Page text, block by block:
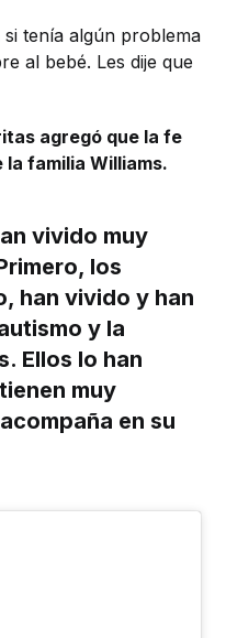
tenía algún problema
al bebé. Les dije que
agregó que la fe
familia Williams.
vivido muy
los
han vivido y han
y la
Ellos lo han
muy
en su